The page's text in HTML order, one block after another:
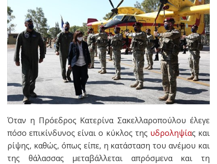
Όταν η Πρόεδρος Κατερίνα Σακελλαροπούλου έλεγε
πόσο επικίνδυνος είναι ο κύκλος της υδροληψίας και
ρίψης, καθώς, όπως είπε, η κατάσταση του ανέμου και
της θάλασσας μεταβάλλεται απρόσμενα και τη